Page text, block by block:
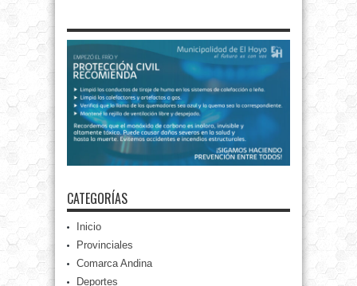
CATEGORÍAS
Inicio
Provinciales
Comarca Andina
Deportes